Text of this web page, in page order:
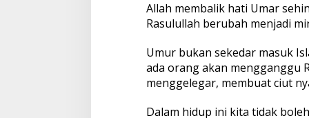
Allah membalik hati Umar
Rasulullah berubah menjadi
Umur bukan sekedar masuk
ada orang akan mengganggu
menggelegar, membuat ciut
Dalam hidup ini kita tidak